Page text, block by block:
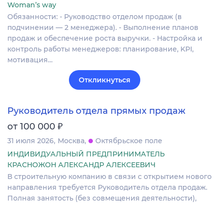
Woman’s way
Обязанности: - Руководство отделом продаж (в
подчинении — 2 менеджера). - Выполнение планов
продаж и обеспечение роста выручки. - Настройка и
контроль работы менеджеров: планирование, KPI,
мотивация…
Откликнуться
Руководитель отдела прямых продаж
от 100 000 ₽
31 июля 2026 Москва
Октябрьское поле
ИНДИВИДУАЛЬНЫЙ ПРЕДПРИНИМАТЕЛЬ
КРАСНОЖОН АЛЕКСАНДР АЛЕКСЕЕВИЧ
В строительную компанию в связи с открытием нового
направления требуется Руководитель отдела продаж.
Полная занятость (без совмещения деятельности),